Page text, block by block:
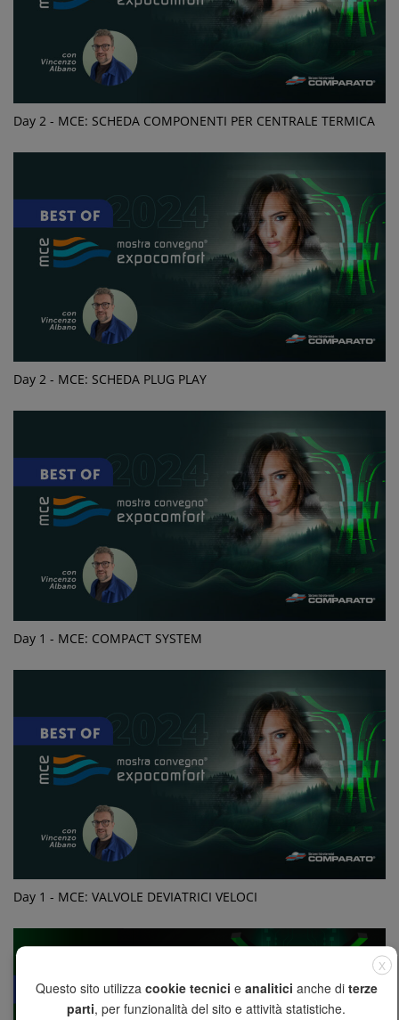
Day 2 - MCE: SCHEDA COMPONENTI PER CENTRALE TERMICA
Day 2 - MCE: SCHEDA PLUG PLAY
Day 1 - MCE: COMPACT SYSTEM
Day 1 - MCE: VALVOLE DEVIATRICI VELOCI
X
Questo sito utilizza cookie tecnici e analitici anche di terze
parti, per funzionalità del sito e attività statistiche.